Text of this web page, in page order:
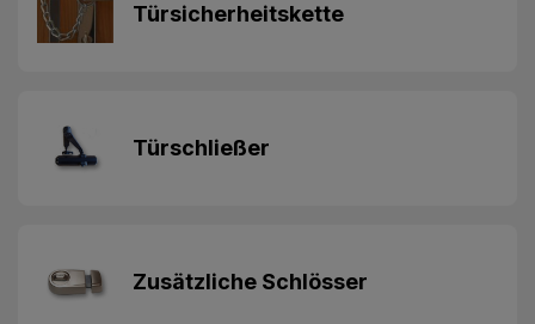
Türsicherheitskette
Türschließer
Zusätzliche Schlösser